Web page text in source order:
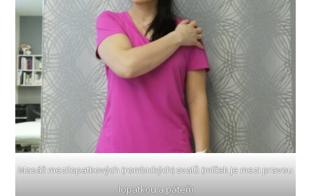
Masáž mezilopatkových (rombických) svalů (míček je mezi pravou
lopatkou a páteří)